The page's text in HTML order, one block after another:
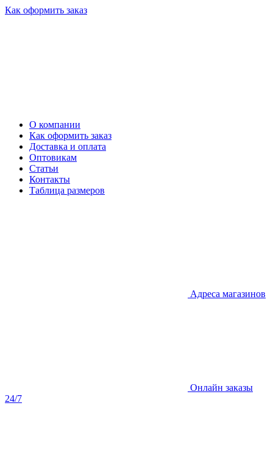
Как оформить заказ
О компании
Как оформить заказ
Доставка и оплата
Оптовикам
Статьи
Контакты
Таблица размеров
Адреса магазинов
Онлайн заказы
24/7